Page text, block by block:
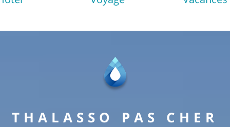
THALASSO PAS CHER